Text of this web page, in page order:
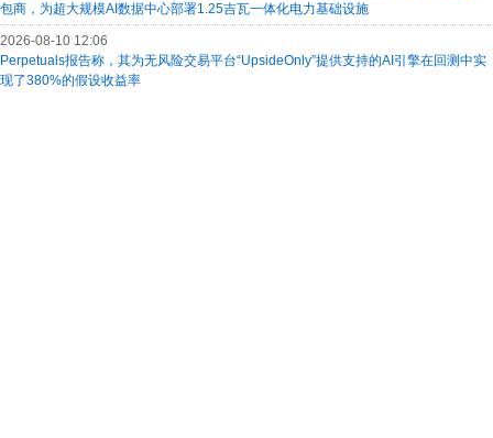
包商，为超大规模AI数据中心部署1.25吉瓦一体化电力基础设施
2026-08-10 12:06
Perpetuals报告称，其为无风险交易平台“UpsideOnly”提供支持的AI引擎在回测中实
现了380%的假设收益率